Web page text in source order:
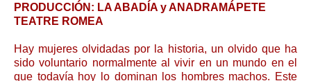
PRODUCCIÓN: LA ABADÍA y ANADRAMÁPETE
TEATRE ROMEA
Hay mujeres olvidadas por la historia, un olvido que ha
sido voluntario normalmente al vivir en un mundo en el
que todavía hoy lo dominan los hombres machos. Este